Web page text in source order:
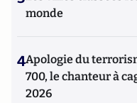
monde
4Apologie du
700, le chanteur à
2026